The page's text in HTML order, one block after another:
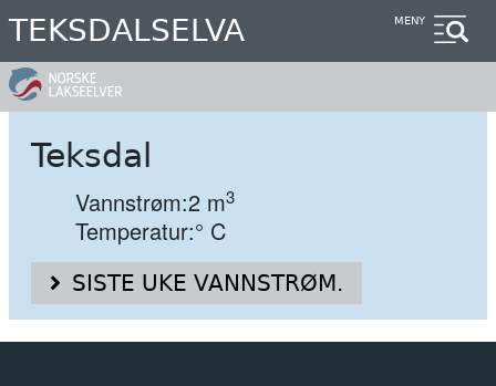
Hopp
til
hovedinnhold
TEKSDALSELVA MENY
Teksdal
Vannstrøm:2 m3
Temperatur:° C
SISTE UKE VANNSTRØM.